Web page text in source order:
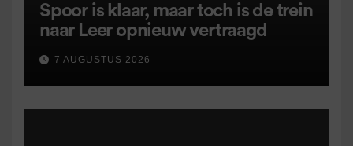
Spoor is klaar, maar toch is de trein
naar Leer opnieuw vertraagd
7 AUGUSTUS 2026